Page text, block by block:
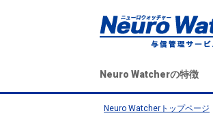
Neuro Watcherの特徴
Neuro Watcherトップページ